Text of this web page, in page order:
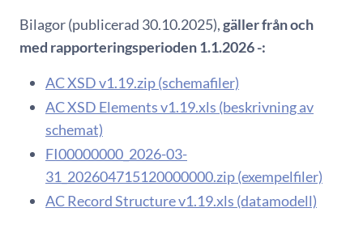
Bilagor (publicerad 30.10.2025),gäller från och
med rapporteringsperioden 1.1.2026 -:
AC XSD v1.19.zip (schemafiler)
AC XSD Elements v1.19.xls (beskrivning av
schemat)
FI00000000_2026-03-
31_202604715120000000.zip (exempelfiler)
AC Record Structure v1.19.xls (datamodell)